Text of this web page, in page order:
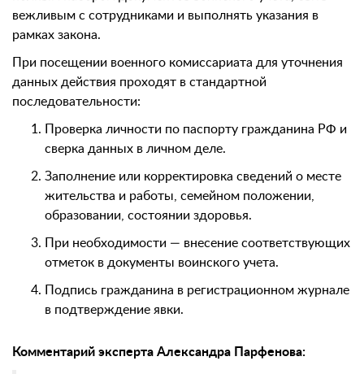
вежливым с сотрудниками и выполнять указания в
рамках закона.
При посещении военного комиссариата для уточнения
данных действия проходят в стандартной
последовательности:
Проверка личности по паспорту гражданина РФ и
сверка данных в личном деле.
Заполнение или корректировка сведений о месте
жительства и работы, семейном положении,
образовании, состоянии здоровья.
При необходимости — внесение соответствующих
отметок в документы воинского учета.
Подпись гражданина в регистрационном журнале
в подтверждение явки.
Комментарий эксперта Александра Парфенова: